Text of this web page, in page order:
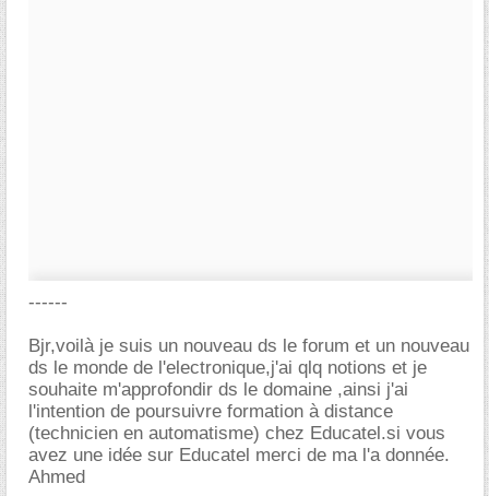
------
Bjr,voilà je suis un nouveau ds le forum et un nouveau
ds le monde de l'electronique,j'ai qlq notions et je
souhaite m'approfondir ds le domaine ,ainsi j'ai
l'intention de poursuivre formation à distance
(technicien en automatisme) chez Educatel.si vous
avez une idée sur Educatel merci de ma l'a donnée.
Ahmed